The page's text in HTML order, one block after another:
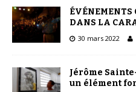
ÉVÉNEMENTS
DANS LA
30 mars 2022
Jérôme
un élément